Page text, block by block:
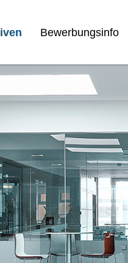
Bewerbungsinfo